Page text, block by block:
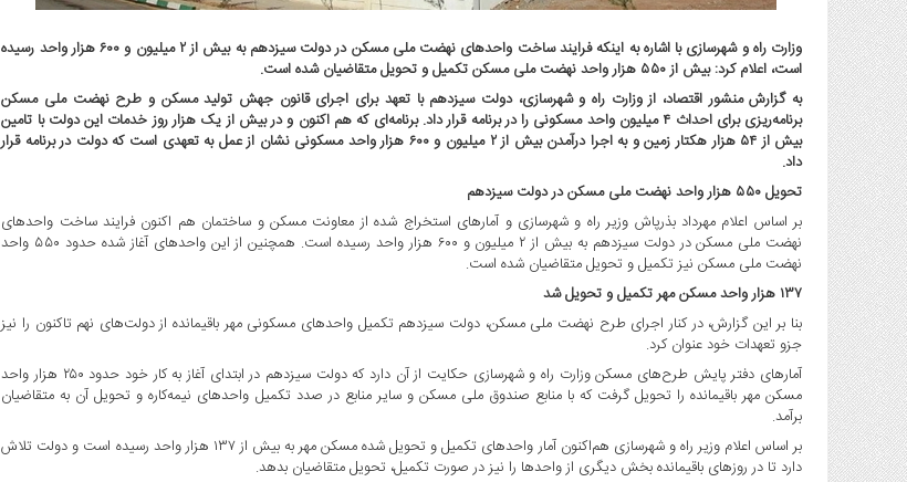
بانک
،
بیمه
و
ارز
دیجیتال
کشاورزی
و
صنایع
غذایی
سیاسی
و
بین
الملل
نگاه
روز
گوناگون
وزارت راه و شهرسازی با اشاره به اینکه فرایند ساخت واحدهای نهضت ملی مسکن در دولت سیزدهم به بیش از ۲ میلیون و ۶۰۰ هزار واحد رسیده
است، اعلام کرد: بیش از ۵۵۰ هزار واحد نهضت ملی مسکن تکمیل و تحویل متقاضیان شده است.
به گزارش منشور اقتصاد، از وزارت راه و شهرسازی، دولت سیزدهم با تعهد برای اجرای قانون جهش تولید مسکن و طرح نهضت ملی مسکن
برنامه‌ریزی برای احداث ۴ میلیون واحد مسکونی را در برنامه قرار داد. برنامه‌ای که هم اکنون و در بیش از یک هزار روز خدمات این دولت با تامین
بیش از ۵۴ هزار هکتار زمین و به اجرا درآمدن بیش از ۲ میلیون و ۶۰۰ هزار واحد مسکونی نشان از عمل به تعهدی است که دولت در برنامه قرار
داد.
تحویل ۵۵۰ هزار واحد نهضت ملی مسکن در دولت سیزدهم
بر اساس اعلام مهرداد بذرپاش وزیر راه و شهرسازی و آمارهای استخراج شده از معاونت مسکن و ساختمان هم اکنون فرایند ساخت واحدهای
نهضت ملی مسکن در دولت سیزدهم به بیش از ۲ میلیون و ۶۰۰ هزار واحد رسیده است. همچنین از این واحدهای آغاز شده حدود ۵۵۰ واحد
نهضت ملی مسکن نیز تکمیل و تحویل متقاضیان شده است.
۱۳۷ هزار واحد مسکن مهر تکمیل و تحویل شد
بنا بر این گزارش، در کنار اجرای طرح نهضت ملی مسکن، دولت سیزدهم تکمیل واحدهای مسکونی مهر باقیمانده از دولت‌های نهم تاکنون را نیز
جزو تعهدات خود عنوان کرد.
آمارهای دفتر پایش طرح‌های مسکن وزارت راه و شهرسازی حکایت از آن دارد که دولت سیزدهم در ابتدای آغاز به کار خود حدود ۲۵۰ هزار واحد
مسکن مهر باقیمانده را تحویل گرفت که با منابع صندوق ملی مسکن و سایر منابع در صدد تکمیل واحدهای نیمه‌کاره و تحویل آن به متقاضیان
برآمد.
بر اساس اعلام وزیر راه و شهرسازی هم‌اکنون آمار واحدهای تکمیل و تحویل شده مسکن مهر به بیش از ۱۳۷ هزار واحد رسیده است و دولت تلاش
دارد تا در روزهای باقیمانده بخش دیگری از واحدها را نیز در صورت تکمیل، تحویل متقاضیان بدهد.